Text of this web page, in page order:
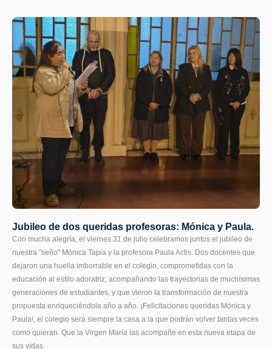
Jubileo de dos queridas profesoras: Mónica y Paula.
Con mucha alegría, el viernes 31 de julio celebramos juntos el jubileo de
nuestra "seño" Mónica Tapia y la profesora Paula Actis. Dos docentes que
dejaron una huella imborrable en el colegio, comprometidas con la
educación al estilo adoratriz, acompañando las trayectorias de muchísimas
generaciones de estudiantes, y que vieron la transformación de nuestra
propuesta enriqueciéndola año a año. ¡Felicitaciones queridas Mónica y
Paula!, el colegio será siempre la casa a la que podrán volver tantas veces
como quieran. Que la Virgen María las acompañe en esta nueva etapa de
sus vidas.